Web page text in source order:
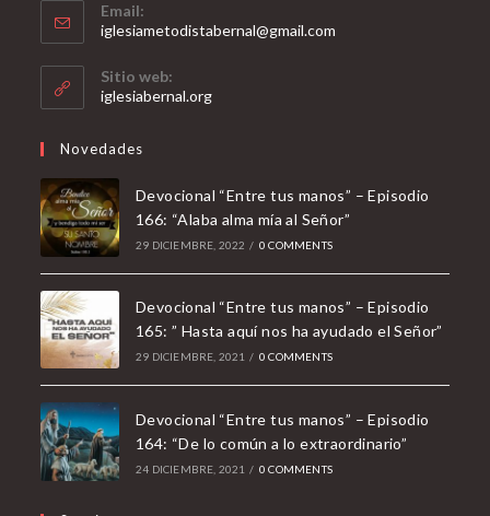
Email:
iglesiametodistabernal@gmail.com
Sitio web:
iglesiabernal.org
Novedades
Devocional “Entre tus manos” – Episodio
166: “Alaba alma mía al Señor”
29 DICIEMBRE, 2022 / 0 COMMENTS
Devocional “Entre tus manos” – Episodio
165: ” Hasta aquí nos ha ayudado el Señor”
29 DICIEMBRE, 2021 / 0 COMMENTS
Devocional “Entre tus manos” – Episodio
164: “De lo común a lo extraordinario”
24 DICIEMBRE, 2021 / 0 COMMENTS